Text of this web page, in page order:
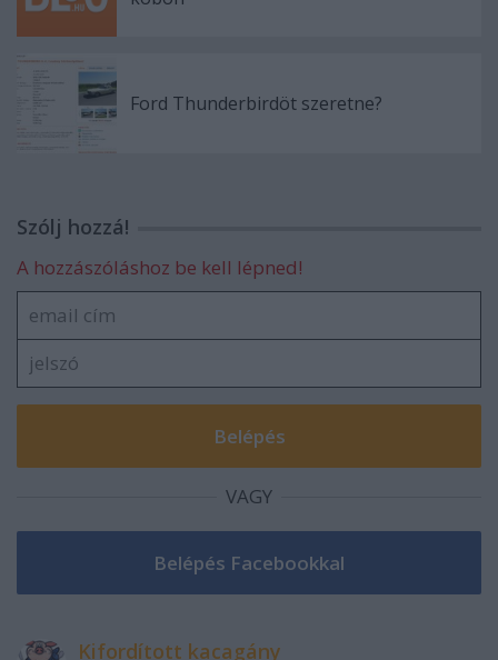
Ford Thunderbirdöt szeretne?
Szólj hozzá!
A hozzászóláshoz be kell lépned!
VAGY
Kifordított kacagány